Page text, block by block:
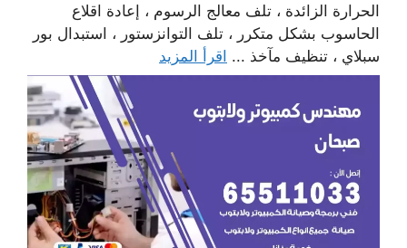
الحرارة الزائدة ، تلف معالج الرسوم ، إعادة اقلاع
الحاسوب بشكل متكرر ، تلف التوانزستور ، استبدال بور
سبلاي ، تنظيف مآخذ ... اقرأ المزيد